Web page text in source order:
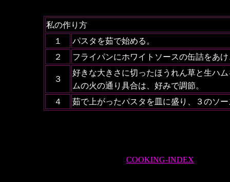
私の作り方
１
パスタを茹で始める。
２
フライパンにホワイトソースの缶詰をあ
３
好きな大きさに切ったほうれん草と生ハ
ムの火の通り具合は、好みで調節。
４
茹で上がったパスタを皿に盛り、３のソ
COOKING-INDEX